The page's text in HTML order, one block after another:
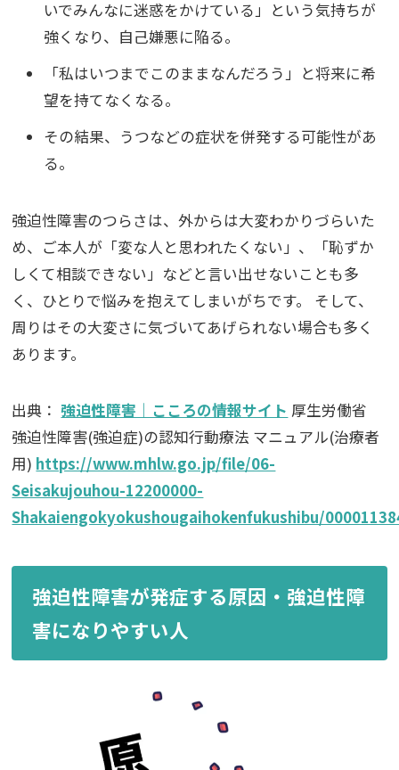
いでみんなに迷惑をかけている」という気持ちが
強くなり、自己嫌悪に陥る。
「私はいつまでこのままなんだろう」と将来に希
望を持てなくなる。
その結果、うつなどの症状を併発する可能性があ
る。
強迫性障害のつらさは、外からは大変わかりづらいた
め、ご本人が「変な人と思われたくない」、「恥ずか
しくて相談できない」などと言い出せないことも多
く、ひとりで悩みを抱えてしまいがちです。
そして、
周りはその大変さに気づいてあげられない場合も多く
あります。
出典： 強迫性障害｜こころの情報サイト 厚生労働省
強迫性障害(強迫症)の認知行動療法 マニュアル(治療者
用) https://www.mhlw.go.jp/file/06-
Seisakujouhou-12200000-
Shakaiengokyokushougaihokenfukushibu/
強迫性障害が発症する原因・強迫性障
害になりやすい人